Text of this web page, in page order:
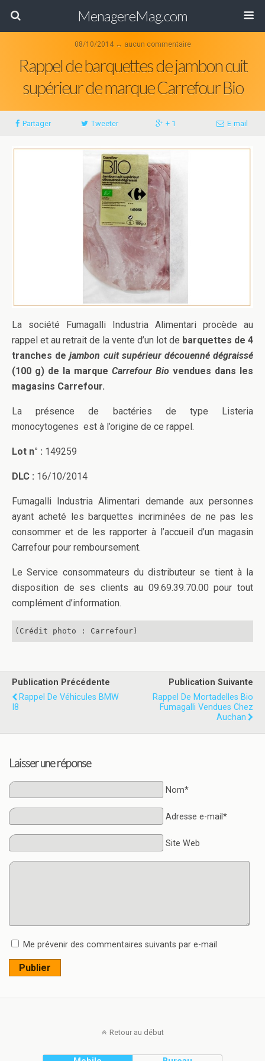
MenagereMag.com
08/10/2014 ↔ aucun commentaire
Rappel de barquettes de jambon cuit
supérieur de marque Carrefour Bio
Partager Tweeter + 1 E-mail
La société Fumagalli Industria Alimentari procède au
rappel et au retrait de la vente d’un lot de barquettes de 4
tranches de jambon cuit supérieur découenné dégraissé
(100 g) de la marque Carrefour Bio vendues dans les
magasins Carrefour.
La présence de bactéries de type Listeria
monocytogenes est à l’origine de ce rappel.
Lot n° : 149259
DLC : 16/10/2014
Fumagalli Industria Alimentari demande aux personnes
ayant acheté les barquettes incriminées de ne pas les
consommer et de les rapporter à l’accueil d’un magasin
Carrefour pour remboursement.
Le Service consommateurs du distributeur se tient à la
disposition de ses clients au 09.69.39.70.00 pour tout
complément d’information.
(Crédit photo : Carrefour)
Publication Précédente
Rappel De Véhicules BMW
I8
Publication Suivante
Rappel De Mortadelles Bio
Fumagalli Vendues Chez
Auchan
Laisser une réponse
Nom*
Adresse e-mail*
Site Web
Me prévenir des commentaires suivants par e-mail
Publier
Retour au début